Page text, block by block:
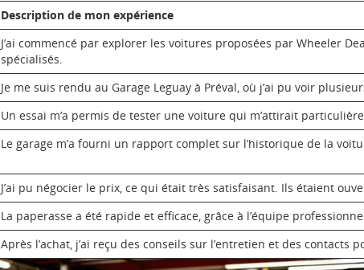
Description de mon expérience
J’ai commencé par explorer les voitures proposées par Wheeler
spécialisés.
Je me suis rendu au Garage Leguay à Préval, où j’ai pu voir
Un essai m’a permis de tester une voiture qui m’attirait
Le garage m’a fourni un rapport complet sur l’historique de la
J’ai pu négocier le prix, ce qui était très satisfaisant. Ils étaient
La paperasse a été rapide et efficace, grâce à l’équipe
Après l’achat, j’ai reçu des conseils sur l’entretien et des contacts